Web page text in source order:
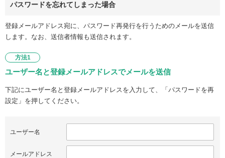
パスワードを忘れてしまった場合
登録メールアドレス宛に、パスワード再発行を行うためのメールを送信
します。なお、送信者情報も送信されます。
方法1
ユーザー名と登録メールアドレスでメールを送信
下記にユーザー名と登録メールアドレスを入力して、「パスワードを再
設定」を押してください。
ユーザー名
メールアドレス